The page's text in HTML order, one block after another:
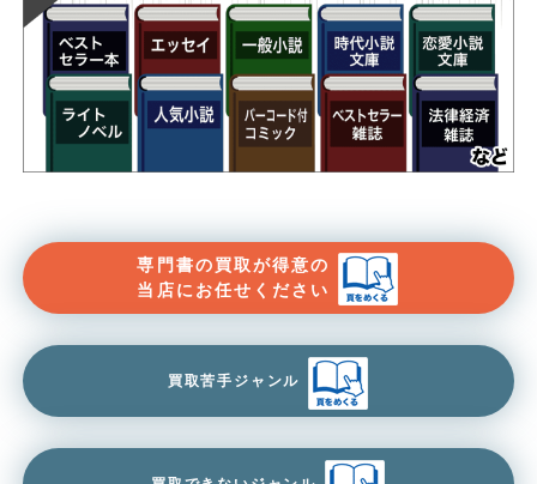
専門書の買取が得意の
当店にお任せください
買取苦手ジャンル